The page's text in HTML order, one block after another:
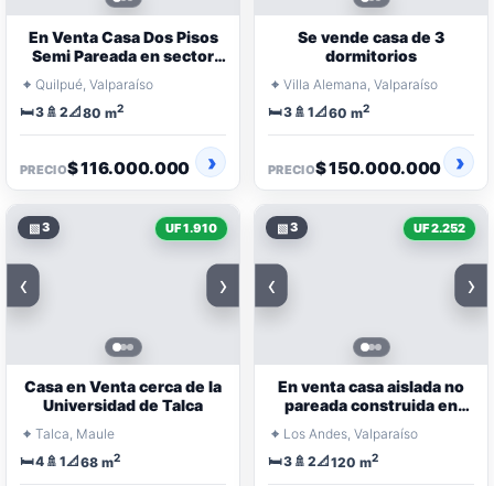
En Venta Casa Dos Pisos
Semi Pareada en sector
Belloto
⌖ Quilpué, Valparaíso
🛏️3 🚿 2📐80 m2
PRECIO$ 116.000.000
Se vende casa de 3
dormitorios
⌖ Villa Alemana, Valparaíso
🛏️3 🚿 1📐60 m2
PRECIO$ 150.000.000
▧3 UF 1.910
‹ ›
Casa en Venta cerca de la
Universidad de Talca
⌖ Talca, Maule
🛏️4 🚿 1📐68 m2
▧3 UF 2.252
‹ ›
En venta casa aislada no
pareada construida en
sólida albañilería afinada
⌖ Los Andes, Valparaíso
🛏️3 🚿 2📐120 m2